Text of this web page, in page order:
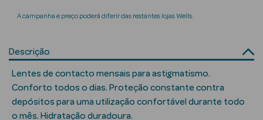
Beauty Season
Perfumes
Beauty Season
A campanha e preço poderá diferir das restantes lojas Wells.
Descrição
Lentes de contacto mensais para astigmatismo.
Conforto todos o dias. Proteção constante contra
depósitos para uma utilização confortável durante todo
o mês. Hidratação duradoura.